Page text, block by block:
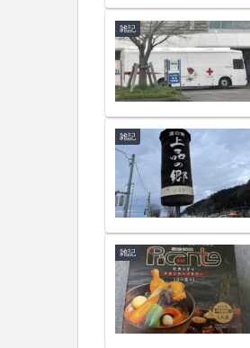
雑記
雑記
雑記